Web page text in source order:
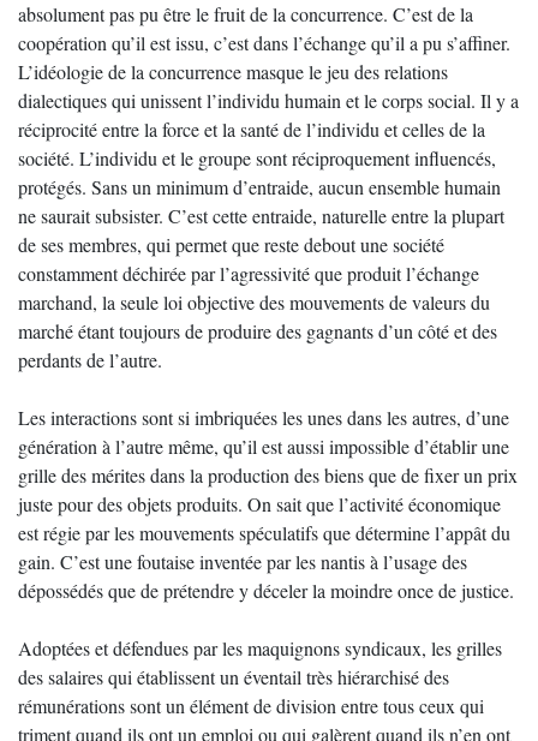
absolument pas pu être le fruit de la concurrence. C’est de la
coopération qu’il est issu, c’est dans l’échange qu’il a pu s’affiner.
L’idéologie de la concurrence masque le jeu des relations
dialectiques qui unissent l’individu humain et le corps social. Il y a
réciprocité entre la force et la santé de l’individu et celles de la
société. L’individu et le groupe sont réciproquement influencés,
protégés. Sans un minimum d’entraide, aucun ensemble humain
ne saurait subsister. C’est cette entraide, naturelle entre la plupart
de ses membres, qui permet que reste debout une société
constamment déchirée par l’agressivité que produit l’échange
marchand, la seule loi objective des mouvements de valeurs du
marché étant toujours de produire des gagnants d’un côté et des
perdants de l’autre.
Les interactions sont si imbriquées les unes dans les autres, d’une
génération à l’autre même, qu’il est aussi impossible d’établir une
grille des mérites dans la production des biens que de fixer un prix
juste pour des objets produits. On sait que l’activité économique
est régie par les mouvements spéculatifs que détermine l’appât du
gain. C’est une foutaise inventée par les nantis à l’usage des
dépossédés que de prétendre y déceler la moindre once de justice.
Adoptées et défendues par les maquignons syndicaux, les grilles
des salaires qui établissent un éventail très hiérarchisé des
rémunérations sont un élément de division entre tous ceux qui
triment quand ils ont un emploi ou qui galèrent quand ils n’en ont